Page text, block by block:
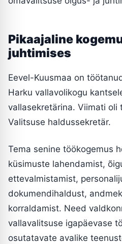
Pikaajaline
juhtimises
Eevel-Kuusmaa on
Harku vallavolikogu
vallasekretärina. Viimati oli
Valitsuse haldussekretär.
Tema senine töökogemus
küsimuste lahendamist,
ettevalmistamist,
dokumendihaldust,
korraldamist. Need
vallavalitsuse igapäevase
osutatavate avalike